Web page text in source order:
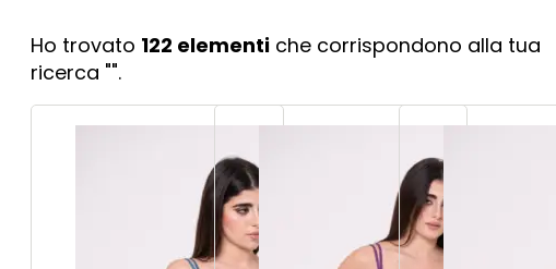
Ho trovato 122 elementiche corrispondono alla tua
ricerca "".